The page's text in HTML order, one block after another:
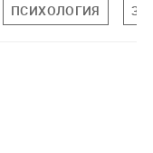
ПСИХОЛОГИЯ